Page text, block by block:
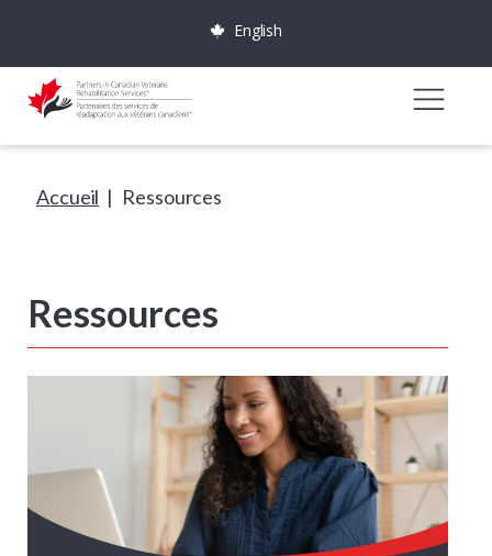
English
Accueil | Ressources
Ressources